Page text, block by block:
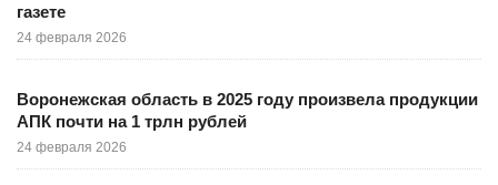
газете
24 февраля 2026
Воронежская область в 2025 году произвела продукции
АПК почти на 1 трлн рублей
24 февраля 2026